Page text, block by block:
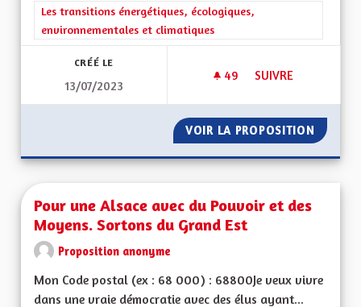
Filtrer les résultats de la catégorie : Les transitions
Les transitions énergétiques, écologiques,
environnementales et climatiques
CRÉÉ LE
13/07/2023
49 49 ABONNÉS
SUIVRE
VOIR LA PROPOSITION
Pour une Alsace avec du Pouvoir et des
Moyens. Sortons du Grand Est
Proposition anonyme
Mon Code postal (ex : 68 000) : 68800Je veux vivre
dans une vraie démocratie avec des élus ayant...